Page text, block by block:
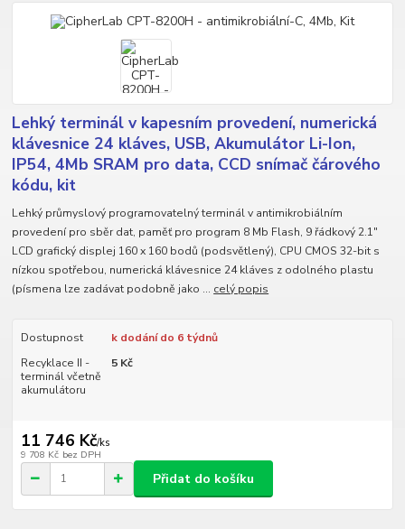
Lehký terminál v kapesním provedení, numerická
klávesnice 24 kláves, USB, Akumulátor Li-Ion,
IP54, 4Mb SRAM pro data, CCD snímač čárového
kódu, kit
Lehký průmyslový programovatelný terminál v antimikrobiálním
provedení pro sběr dat, paměť pro program 8 Mb Flash, 9 řádkový 2.1"
LCD grafický displej 160 x 160 bodů (podsvětlený), CPU CMOS 32-bit s
nízkou spotřebou, numerická klávesnice 24 kláves z odolného plastu
(písmena lze zadávat podobně jako ... celý popis
Dostupnost
k dodání do 6 týdnů
Recyklace II -
terminál včetně
akumulátoru
5 Kč
11 746 Kč/ks
9 708 Kč bez DPH
Přidat do košíku